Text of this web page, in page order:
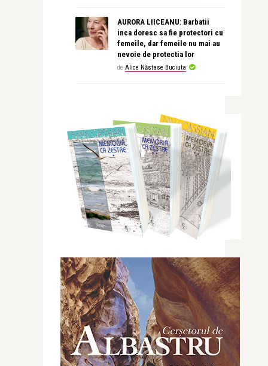
AURORA LIICEANU: Barbatii
inca doresc sa fie protectori cu
femeile, dar femeile nu mai au
nevoie de protectia lor
de Alice Năstase Buciuta